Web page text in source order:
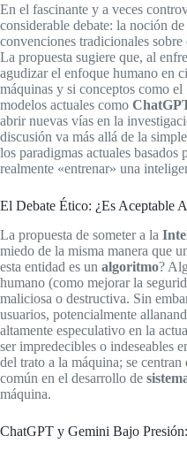
En el fascinante y a veces
considerable debate: la noción
convenciones tradicionales
La propuesta sugiere que, al
agudizar el enfoque humano en
máquinas y si conceptos como
modelos actuales como
abrir nuevas vías en la
discusión va más allá de la
los paradigmas actuales
realmente «entrenar» una
El Debate Ético: ¿Es Aceptable
La propuesta de someter a la
miedo de la misma manera que
esta entidad es un algoritmo?
humano (como mejorar la
maliciosa o destructiva. Sin
usuarios, potencialmente
altamente especulativo en la
ser impredecibles o indeseables
del trato a la máquina; se
común en el desarrollo de
máquina.
ChatGPT y Gemini Bajo